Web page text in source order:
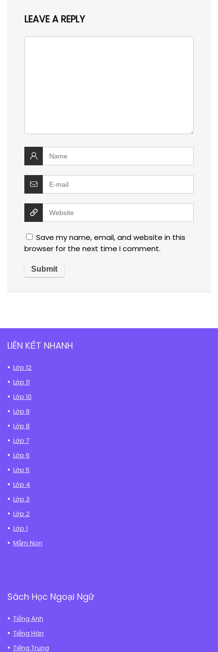
LEAVE A REPLY
Save my name, email, and website in this
browser for the next time I comment.
LIÊN KẾT NHANH
Lớp 12
Lớp 11
Lớp 10
Lớp 9
Lớp 8
Lớp 7
Lớp 6
Lớp 5
Lớp 4
Lớp 3
Lớp 2
Lớp 1
Mầm Non
Sách Học Ngoại Ngữ
Tiếng Anh
Tiếng Hàn
Tiếng Trung